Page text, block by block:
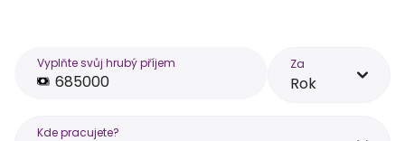
Vyplňte svůj hrubý příjem Za
Rok
Kde pracujete?